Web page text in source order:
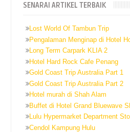
SENARAI ARTIKEL TERBAIK
Lost World Of Tambun Trip
Pengalaman Menginap di Hotel
Long Term Carpark KLIA 2
Hotel Hard Rock Cafe Penang
Gold Coast Trip Australia Part 1
Gold Coast Trip Australia Part 2
Hotel murah di Shah Alam
Buffet di Hotel Grand Bluewave
Lulu Hypermarket Department
Cendol Kampung Hulu